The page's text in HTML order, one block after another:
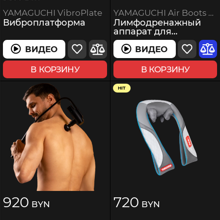
YAMAGUCHI VibroPlate
Виброплатформа
ВИДЕО
В КОРЗИНУ
YAMAGUCHI Air Boots Max
Лимфодренажный
аппарат для
прессотерапии
ВИДЕО
В КОРЗИНУ
920 BYN
HIT
720 BYN